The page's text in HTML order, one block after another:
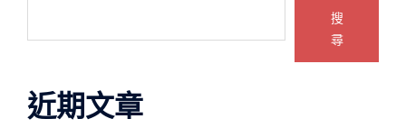
搜
尋
近期文章